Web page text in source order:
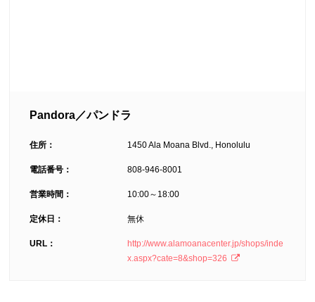
Pandora／パンドラ
住所： 1450 Ala Moana Blvd., Honolulu
電話番号： 808-946-8001
営業時間： 10:00～18:00
定休日： 無休
URL：
http://www.alamoanacenter.jp/shops/inde
x.aspx?cate=8&shop=326